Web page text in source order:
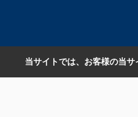
当サイトでは、お客様の当